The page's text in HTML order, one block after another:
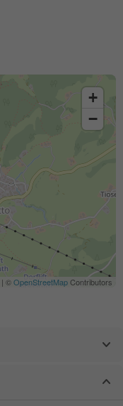
+
−
| ©OpenStreetMapContributors